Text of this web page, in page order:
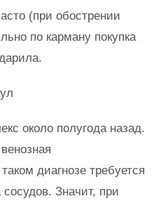
(при обострении
по карману покупка
около полугода назад.
диагнозе требуется
Значит, при